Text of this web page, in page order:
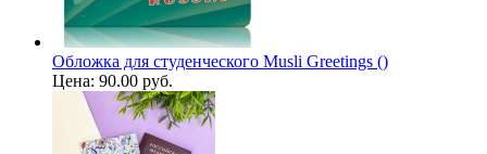
Обложка для студенческого Musli Greetings ()
Цена: 90.00 руб.